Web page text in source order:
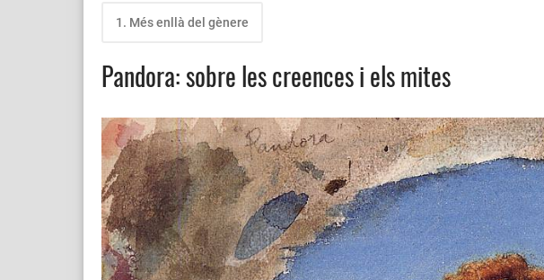
1. Més enllà del gènere
Pandora: sobre les creences i els mites